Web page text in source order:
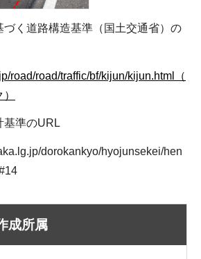
づく道路構造基準（国土交通省）の
road/road/traffic/bf/kijun/kijun.html（
基準のURL
dorokankyo/hyojunsekei/hen
成所属